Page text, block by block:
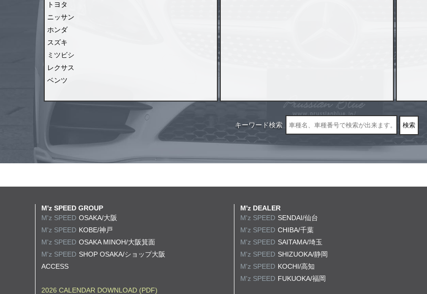
トヨタ
ニッサン
ホンダ
スズキ
ミツビシ
レクサス
ベンツ
キーワード検索
M'z SPEED GROUP
M'z SPEED OSAKA/大阪
M'z SPEED KOBE/神戸
M'z SPEED OSAKA MINOH/大阪箕面
M'z SPEED SHOP OSAKA/ショップ大阪
ACCESS
2026 CALENDAR DOWNLOAD (PDF)
M'z DEALER
M'z SPEED SENDAI/仙台
M'z SPEED CHIBA/千葉
M'z SPEED SAITAMA/埼玉
M'z SPEED SHIZUOKA/静岡
M'z SPEED KOCHI/高知
M'z SPEED FUKUOKA/福岡